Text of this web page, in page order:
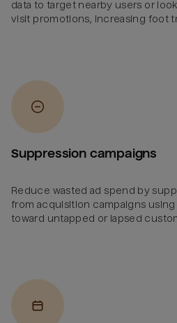
data to target nearby users or
visit promotions, increasing foot
Suppression campaigns
Reduce wasted ad spend by
from acquisition campaigns
toward untapped or lapsed